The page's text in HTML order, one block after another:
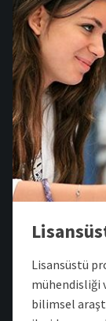
Lisansüstü
mühendisliği
bilimsel